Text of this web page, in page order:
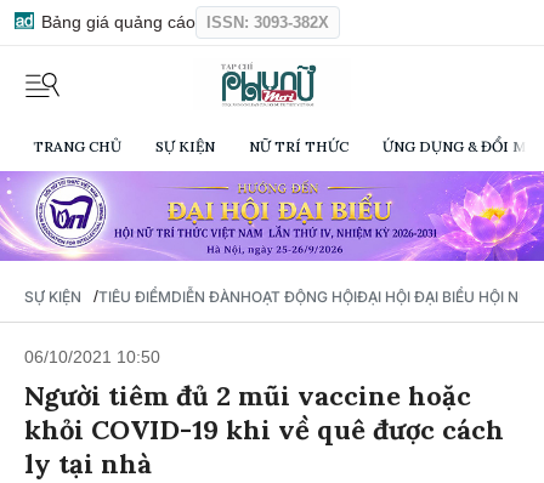
Bảng giá quảng cáo ISSN: 3093-382X
TRANG CHỦ SỰ KIỆN NỮ TRÍ THỨC ỨNG DỤNG & ĐỔI
SỰ KIỆN /TIÊU ĐIỂMDIỄN ĐÀNHOẠT ĐỘNG HỘIĐẠI HỘI ĐẠI BIỂU HỘI NỮ
06/10/2021 10:50
Người tiêm đủ 2 mũi vaccine hoặc
khỏi COVID-19 khi về quê được cách
ly tại nhà